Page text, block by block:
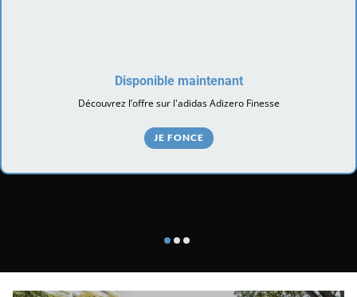
Disponible maintenant
Découvrez l’offre sur l'adidas Adizero Finesse
JE FONCE